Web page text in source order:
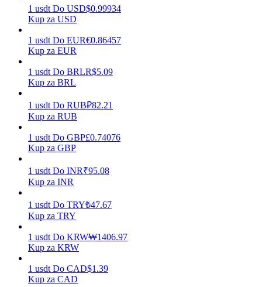
Zarabiać
Mocna Świnka
1 usdt Do USD$0.99934
Kup za USD
1 usdt Do EUR€0.86457
Kup za EUR
1 usdt Do BRLR$5.09
Kup za BRL
1 usdt Do RUB₽82.21
Kup za RUB
1 usdt Do GBP£0.74076
Kup za GBP
1 usdt Do INR₹95.08
Kup za INR
1 usdt Do TRY₺47.67
Kup za TRY
1 usdt Do KRW₩1406.97
Kup za KRW
1 usdt Do CAD$1.39
Kup za CAD